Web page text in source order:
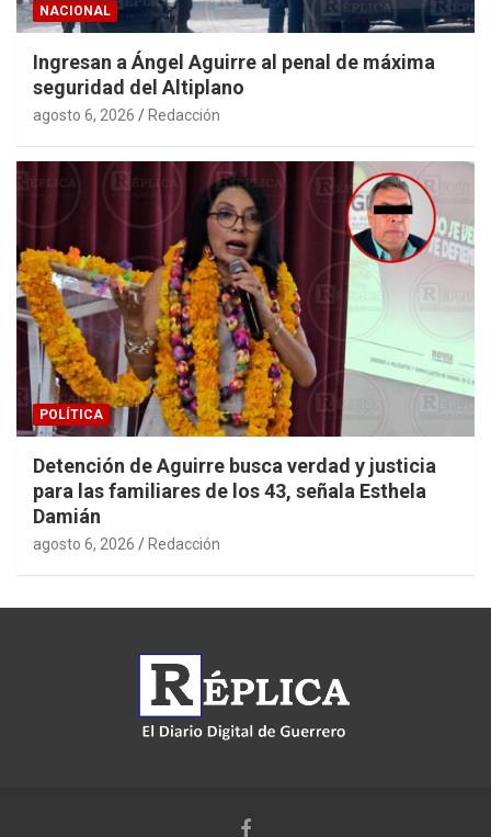
NACIONAL
Ingresan a Ángel Aguirre al penal de máxima
seguridad del Altiplano
agosto 6, 2026 Redacción
POLÍTICA
Detención de Aguirre busca verdad y justicia
para las familiares de los 43, señala Esthela
Damián
agosto 6, 2026 Redacción